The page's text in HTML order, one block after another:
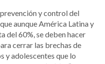
y control del
aunque América Latina y
del 60%, se deben hacer
cerrar las brechas de
y adolescentes que lo